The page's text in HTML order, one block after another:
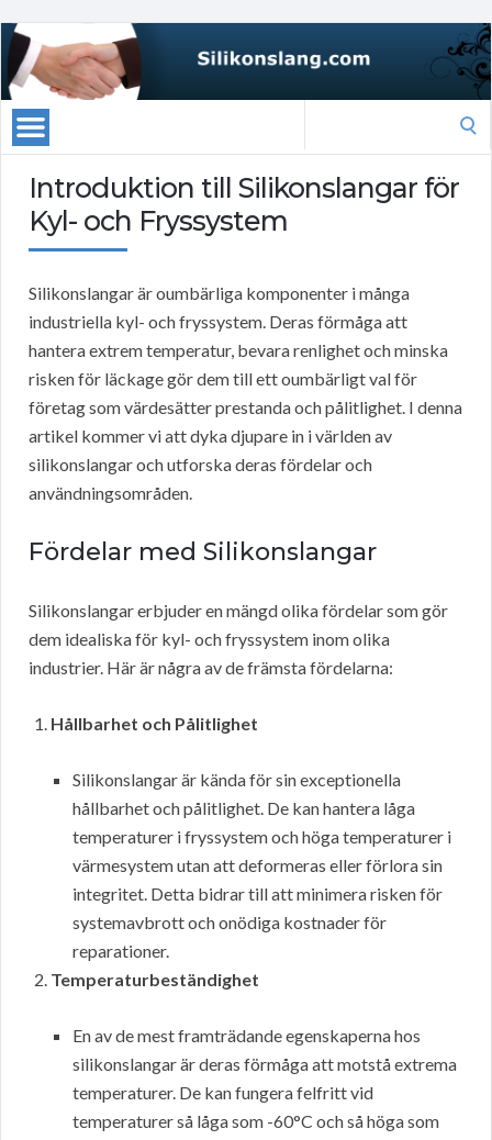
Introduktion till Silikonslangar för
Kyl- och Fryssystem
Silikonslangar är oumbärliga komponenter i många
industriella kyl- och fryssystem. Deras förmåga att
hantera extrem temperatur, bevara renlighet och minska
risken för läckage gör dem till ett oumbärligt val för
företag som värdesätter prestanda och pålitlighet. I denna
artikel kommer vi att dyka djupare in i världen av
silikonslangar och utforska deras fördelar och
användningsområden.
Fördelar med Silikonslangar
Silikonslangar erbjuder en mängd olika fördelar som gör
dem idealiska för kyl- och fryssystem inom olika
industrier. Här är några av de främsta fördelarna:
Hållbarhet och Pålitlighet
Silikonslangar är kända för sin exceptionella
hållbarhet och pålitlighet. De kan hantera låga
temperaturer i fryssystem och höga temperaturer i
värmesystem utan att deformeras eller förlora sin
integritet. Detta bidrar till att minimera risken för
systemavbrott och onödiga kostnader för
reparationer.
Temperaturbeständighet
En av de mest framträdande egenskaperna hos
silikonslangar är deras förmåga att motstå extrema
temperaturer. De kan fungera felfritt vid
temperaturer så låga som -60°C och så höga som